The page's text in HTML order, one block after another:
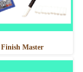
Finish Master